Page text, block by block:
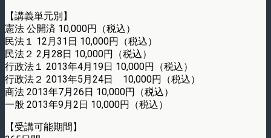
【講義単元別】
憲法 公開済 10,000円（税込）
民法１ 12月31日 10,000円（税込）
民法２ 2月28日 10,000円（税込）
行政法１ 2013年4月19日 10,000円（税込）
行政法２ 2013年5月24日 10,000円（税込）
商法 2013年7月26日 10,000円（税込）
一般 2013年9月2日 10,000円（税込）
【受講可能期間】